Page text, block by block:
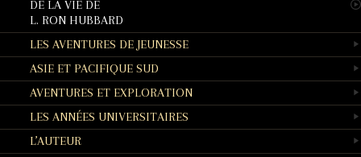
DE LA VIE DE
L. RON HUBBARD
LES AVENTURES DE JEUNESSE
ASIE ET PACIFIQUE SUD
AVENTURES ET EXPLORATION
LES ANNÉES UNIVERSITAIRES
L’AUTEUR